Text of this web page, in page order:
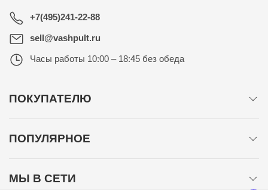
+7(495)241-22-88
sell@vashpult.ru
Часы работы 10:00 – 18:45 без обеда
ПОКУПАТЕЛЮ
ПОПУЛЯРНОЕ
МЫ В СЕТИ